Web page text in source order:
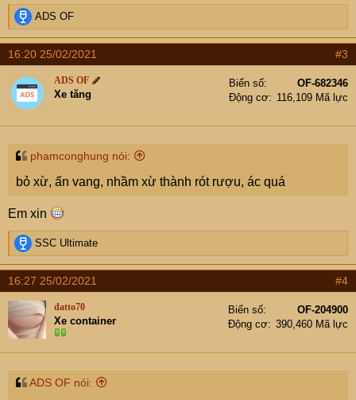
R
e
a
c
i
o
s
ADS OF
16:20 25/02/2021 #3
ADS OF
Xe tăng
Biển số
OF-682346
Động cơ
116,109 Mã lực
phamconghung nói:
bỏ xừ, ấn vang, nhầm xừ thành rót rượu, ác quá
Em xin
R
e
a
t
i
o
n
s
SSC Ultimate
16:27 25/02/2021 #4
datto70
Xe container
Biển số
OF-204900
Động cơ
390,460 Mã lực
ADS OF nói: